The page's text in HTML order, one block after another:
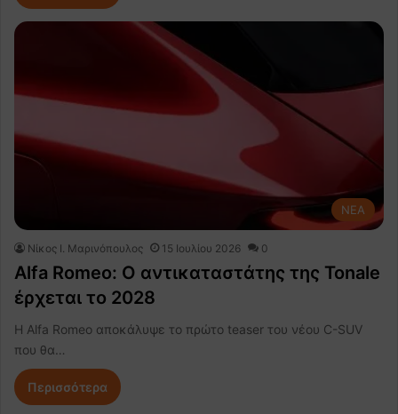
NEA
Nίκος Ι. Mαρινόπουλος 15 Ιουλίου 2026 0
Alfa Romeo: Ο αντικαταστάτης της Tonale
έρχεται το 2028
Η Alfa Romeo αποκάλυψε το πρώτο teaser του νέου C-SUV
που θα…
Περισσότερα